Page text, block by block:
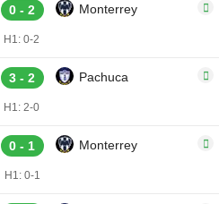
0 - 2 Monterrey
H1: 0-2
3 - 2 Pachuca
H1: 2-0
0 - 1 Monterrey
H1: 0-1